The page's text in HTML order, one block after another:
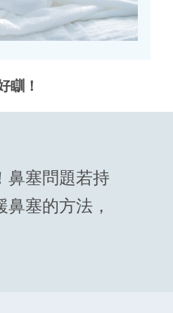
瞓！
鼻塞問題若持
塞的方法，